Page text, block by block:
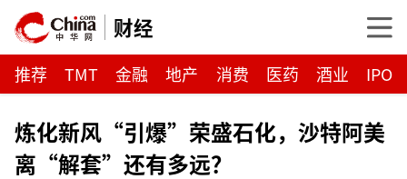
财经
推荐 TMT 金融 地产 消费 医药 酒业 IPO
炼化新风“引爆”荣盛石化，沙特阿美
离“解套”还有多远？